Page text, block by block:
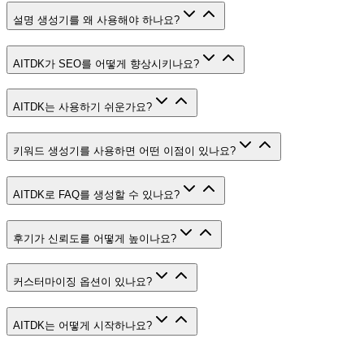
설명 생성기를 왜 사용해야 하나요?
AITDK가 SEO를 어떻게 향상시키나요?
AITDK는 사용하기 쉬운가요?
키워드 생성기를 사용하면 어떤 이점이 있나요?
AITDK로 FAQ를 생성할 수 있나요?
후기가 신뢰도를 어떻게 높이나요?
커스터마이징 옵션이 있나요?
AITDK는 어떻게 시작하나요?